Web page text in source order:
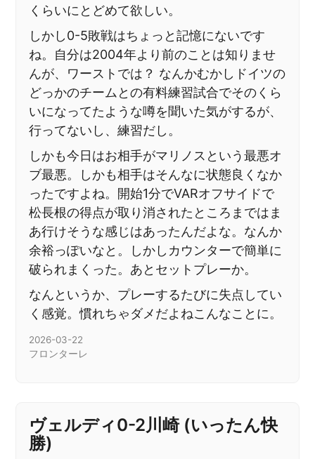
くらいにとどめて欲しい。
しかし0-5敗戦はちょっと記憶にないです
ね。自分は2004年より前のことは知りませ
んが、ワーストでは？ なんかむかしドイツの
どっかのチームとの有料練習試合でそのくら
いになってたような噂を聞いた気がするが、
行ってないし、練習だし。
しかも今日はお相手がマリノスという最悪オ
ブ最悪。しかも相手はそんなに状態良くなか
ったですよね。開始1分でVARオフサイドで
松長根の得点が取り消されたところまではま
あ行けそうな感じはあったんだよな。なんか
余裕っぽいなと。しかしカウンターで簡単に
破られまくった。あとセットプレーか。
なんというか、プレーするたびに失点してい
く感覚。慣れちゃダメだよねこんなことに。
2026-03-22
フロンターレ
ヴェルディ0-2川崎 (いったん快
勝)